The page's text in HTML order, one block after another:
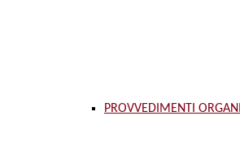
PROVVEDIMENTI